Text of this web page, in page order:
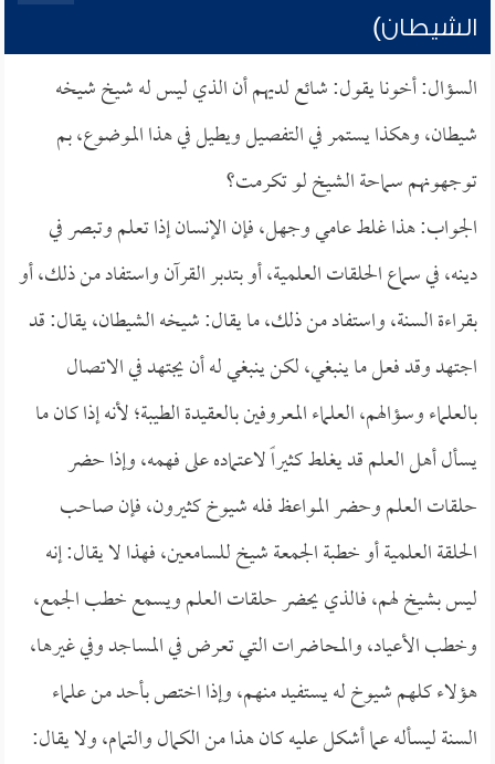
الشيطان)
السؤال: أخونا يقول: شائع لديهم أن الذي ليس له شيخ شيخه
شيطان، وهكذا يستمر في التفصيل ويطيل في هذا الموضوع، بم
توجهونهم سماحة الشيخ لو تكرمت؟
الجواب: هذا غلط عامي وجهل، فإن الإنسان إذا تعلم وتبصر في
دينه، في سماع الحلقات العلمية، أو بتدبر القرآن واستفاد من ذلك، أو
بقراءة السنة، واستفاد من ذلك، ما يقال: شيخه الشيطان، يقال: قد
اجتهد وقد فعل ما ينبغي، لكن ينبغي له أن يجتهد في الاتصال
بالعلماء وسؤالهم، العلماء المعروفين بالعقيدة الطيبة؛ لأنه إذا كان ما
يسأل أهل العلم قد يغلط كثيراً لاعتماده على فهمه، وإذا حضر
حلقات العلم وحضر المواعظ فله شيوخ كثيرون، فإن صاحب
الحلقة العلمية أو خطبة الجمعة شيخ للسامعين، فهذا لا يقال: إنه
ليس بشيخ لهم، فالذي يحضر حلقات العلم ويسمع خطب الجمع،
وخطب الأعياد، والمحاضرات التي تعرض في المساجد وفي غيرها،
هؤلاء كلهم شيوخ له يستفيد منهم، وإذا اختص بأحد من علماء
السنة ليسأله عما أشكل عليه كان هذا من الكمال والتمام، ولا يقال: